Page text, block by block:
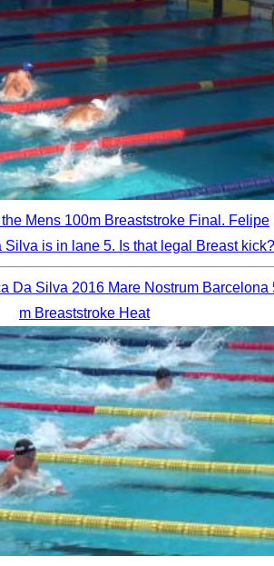
the Mens 100m Breaststroke Final. Felipe
Silva is in lane 5. Is that legal Breast kick?
Da Silva 2016 Mare Nostrum Barcelona
m Breaststroke Heat